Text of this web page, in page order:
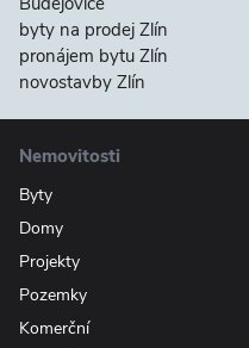
byty na prodej Zlín
pronájem bytu Zlín
novostavby Zlín
Nemovitosti
Byty
Domy
Projekty
Pozemky
Komerční